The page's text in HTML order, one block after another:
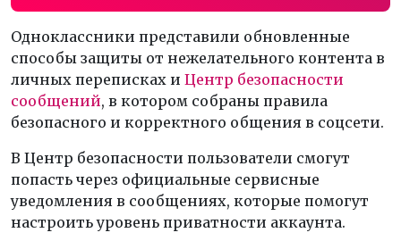
Одноклассники представили обновленные
способы защиты от нежелательного контента в
личных переписках и Центр безопасности
сообщений, в котором собраны правила
безопасного и корректного общения в соцсети.
В Центр безопасности пользователи смогут
попасть через официальные сервисные
уведомления в сообщениях, которые помогут
настроить уровень приватности аккаунта.